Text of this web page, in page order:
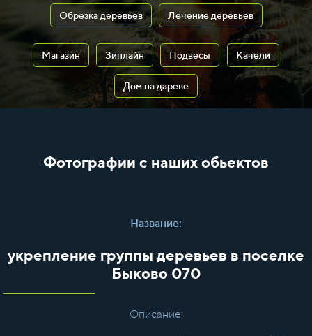
Обрезка деревьев Лечение деревьев
Магазин Зиплайн Подвесы Качели
Дом на дареве
Фотографии с наших обьектов
Название:
укрепление группы деревьев в поселке
Быково 070
Описание: